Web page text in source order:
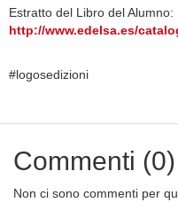
Estratto del Libro del Alumno:
http://www.edelsa.es/
#logosedizioni
Commenti (0)
Non ci sono commenti per